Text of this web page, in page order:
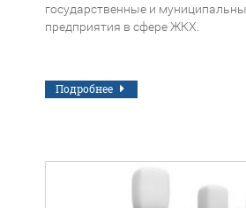
государственные и
предприятия в сфере ЖКХ.
Подробнее